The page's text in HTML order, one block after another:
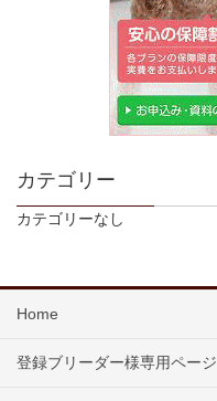
カテゴリー
カテゴリーなし
Home
登録ブリーダー様専用ページ